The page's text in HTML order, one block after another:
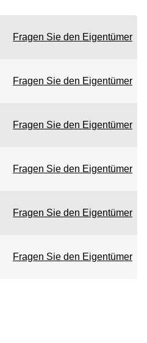
Fragen Sie den Eigentümer
Fragen Sie den Eigentümer
Fragen Sie den Eigentümer
Fragen Sie den Eigentümer
Fragen Sie den Eigentümer
Fragen Sie den Eigentümer